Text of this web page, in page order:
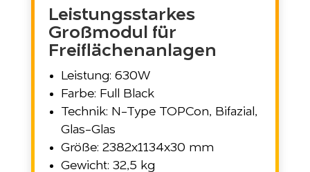
Leistungsstarkes
Großmodul für
Freiflächenanlagen
Leistung: 630W
Farbe: Full Black
Technik: N-Type TOPCon, Bifazial,
Glas-Glas
Größe: 2382x1134x30 mm
Gewicht: 32,5 kg